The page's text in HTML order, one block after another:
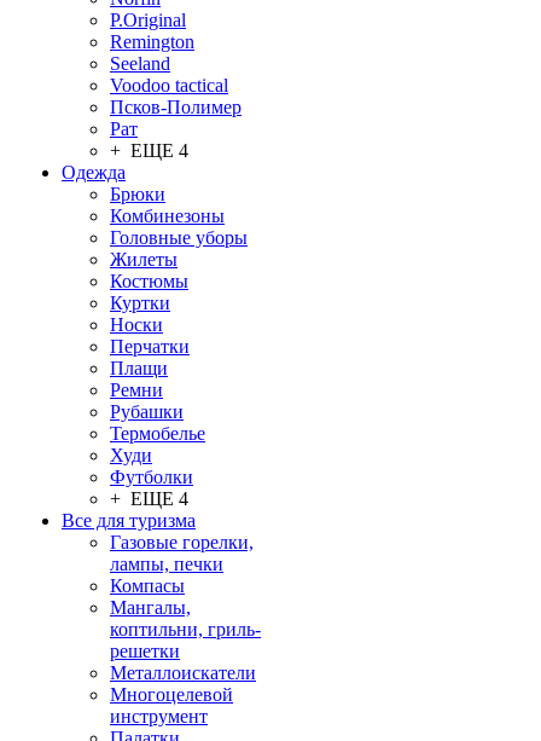
P.Original
Remington
Seeland
Voodoo tactical
Псков-Полимер
Рат
+ ЕЩЕ 4
Одежда
Брюки
Комбинезоны
Головные уборы
Жилеты
Костюмы
Куртки
Носки
Перчатки
Плащи
Ремни
Рубашки
Термобелье
Худи
Футболки
+ ЕЩЕ 4
Все для туризма
Газовые горелки,
лампы, печки
Компасы
Мангалы,
коптильни, гриль-
решетки
Металлоискатели
Многоцелевой
инструмент